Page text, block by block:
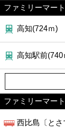
ファミリーマー
高知(724ｍ)
高知駅前(740
ファミリーマー
西比島〔と